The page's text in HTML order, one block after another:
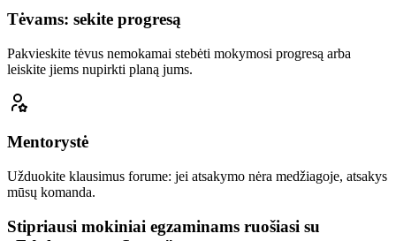
Tėvams: sekite progresą
Pakvieskite tėvus nemokamai stebėti mokymosi progresą arba
leiskite jiems nupirkti planą jums.
Mentorystė
Užduokite klausimus forume: jei atsakymo nėra medžiagoje, atsakys
mūsų komanda.
Stipriausi mokiniai egzaminams ruošiasi su